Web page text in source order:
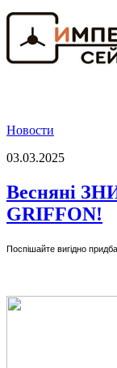
Новости
03.03.2025
Весняні
GRIFFON!
Поспішайте вигідно